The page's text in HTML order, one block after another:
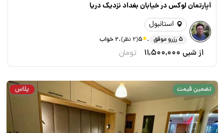
آپارتمان لوکس در خیابان بغداد نزدیک دریا
استانبول
5 رزرو موفق .
5(2 نظر) .2 خواب
از شبی 11,500,000 تومان
پلاس تضمین قیمت